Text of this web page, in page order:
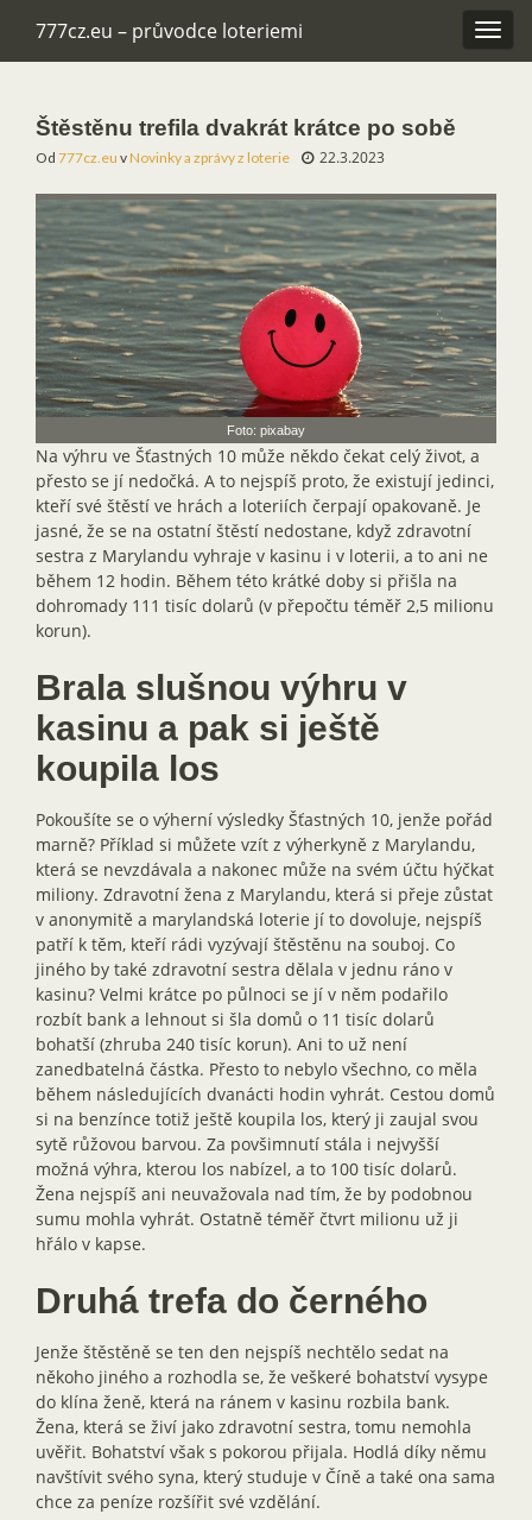
777cz.eu – průvodce loteriemi
Štěstěnu trefila dvakrát krátce po sobě
Od 777cz.eu vNovinky a zprávy z loterie 22.3.2023
Foto: pixabay
Na výhru ve Šťastných 10 může někdo čekat celý život, a
přesto se jí nedočká. A to nejspíš proto, že existují jedinci,
kteří své štěstí ve hrách a loteriích čerpají opakovaně. Je
jasné, že se na ostatní štěstí nedostane, když zdravotní
sestra z Marylandu vyhraje v kasinu i v loterii, a to ani ne
během 12 hodin. Během této krátké doby si přišla na
dohromady 111 tisíc dolarů (v přepočtu téměř 2,5 milionu
korun).
Brala slušnou výhru v
kasinu a pak si ještě
koupila los
Pokoušíte se o výherní výsledky Šťastných 10, jenže pořád
marně? Příklad si můžete vzít z výherkyně z Marylandu,
která se nevzdávala a nakonec může na svém účtu hýčkat
miliony. Zdravotní žena z Marylandu, která si přeje zůstat
v anonymitě a marylandská loterie jí to dovoluje, nejspíš
patří k těm, kteří rádi vyzývají štěstěnu na souboj. Co
jiného by také zdravotní sestra dělala v jednu ráno v
kasinu? Velmi krátce po půlnoci se jí v něm podařilo
rozbít bank a lehnout si šla domů o 11 tisíc dolarů
bohatší (zhruba 240 tisíc korun). Ani to už není
zanedbatelná částka. Přesto to nebylo všechno, co měla
během následujících dvanácti hodin vyhrát. Cestou domů
si na benzínce totiž ještě koupila los, který ji zaujal svou
sytě růžovou barvou. Za povšimnutí stála i nejvyšší
možná výhra, kterou los nabízel, a to 100 tisíc dolarů.
Žena nejspíš ani neuvažovala nad tím, že by podobnou
sumu mohla vyhrát. Ostatně téměř čtvrt milionu už ji
hřálo v kapse.
Druhá trefa do černého
Jenže štěstěně se ten den nejspíš nechtělo sedat na
někoho jiného a rozhodla se, že veškeré bohatství vysype
do klína ženě, která na ránem v kasinu rozbila bank.
Žena, která se živí jako zdravotní sestra, tomu nemohla
uvěřit. Bohatství však s pokorou přijala. Hodlá díky němu
navštívit svého syna, který studuje v Číně a také ona sama
chce za peníze rozšířit své vzdělání.